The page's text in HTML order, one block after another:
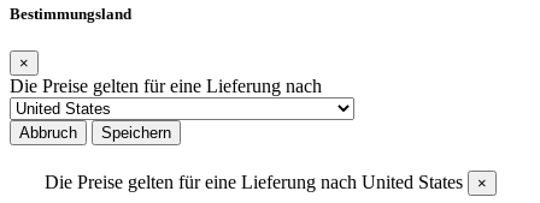
Bestimmungsland
×
Die Preise gelten für eine Lieferung nach
Abbruch Speichern
Die Preise gelten für eine Lieferung nach United States ×